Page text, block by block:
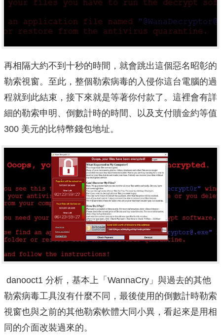
再相隔大約不到十秒的時間，就會跳出這個惡名昭彰的
勒索視窗。至此，整個勒索病毒的入侵你這台電腦的過
程就到此結束，接下來就是等著你付款了。這裡會有詳
細的勒索申明、倒數計時的時間、以及支付贖金約等值
300 美元的比特幣錢包地址。
danooct1 分析，基本上「WannaCry」與過去的其他
勒索病毒工具沒有什麼不同，最後使用的倒數計時勒索
視窗也與之前的其他勒索軟體大同小異，看起來是用相
同的介面改裝過來的。